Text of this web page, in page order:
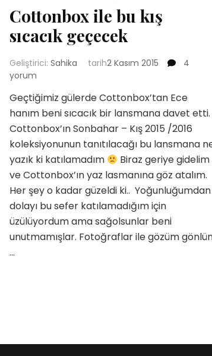
Cottonbox ile bu kış
sıcacık geçecek
Geliştirici: Sahika tarih2 Kasım 2015
kış
sıcacık
geçecek
4
yorum
Geçtiğimiz gülerde Cottonbox’tan Ece
hanım beni sıcacık bir lansmana davet etti.
Cottonbox’ın Sonbahar – Kış 2015 /2016
koleksiyonunun tanıtılacağı bu lansmana
yazık ki katılamadım
Biraz geriye gidelim
ve Cottonbox’ın yaz lasmanına göz atalım.
Her şey o kadar güzeldi ki.. Yoğunluğumdan
dolayı bu sefer katılamadığım için
üzülüyordum ama sağolsunlar beni
unutmamışlar. Fotoğraflar ile gözüm
…